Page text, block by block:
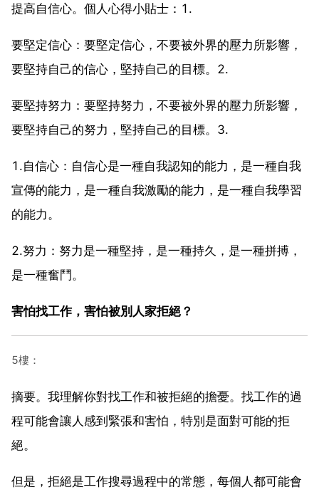
提高自信心。個人心得小貼士：1.
要堅定信心：要堅定信心，不要被外界的壓力所影響，
要堅持自己的信心，堅持自己的目標。2.
要堅持努力：要堅持努力，不要被外界的壓力所影響，
要堅持自己的努力，堅持自己的目標。3.
1.自信心：自信心是一種自我認知的能力，是一種自我
宣傳的能力，是一種自我激勵的能力，是一種自我學習
的能力。
2.努力：努力是一種堅持，是一種持久，是一種拼搏，
是一種奮鬥。
害怕找工作，害怕被別人家拒絕？
5樓：
摘要。我理解你對找工作和被拒絕的擔憂。找工作的過
程可能會讓人感到緊張和害怕，特別是面對可能的拒
絕。
但是，拒絕是工作搜尋過程中的常態，每個人都可能會